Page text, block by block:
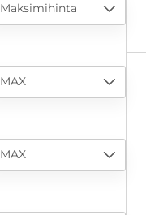
Maksimihinta
MAX
MAX